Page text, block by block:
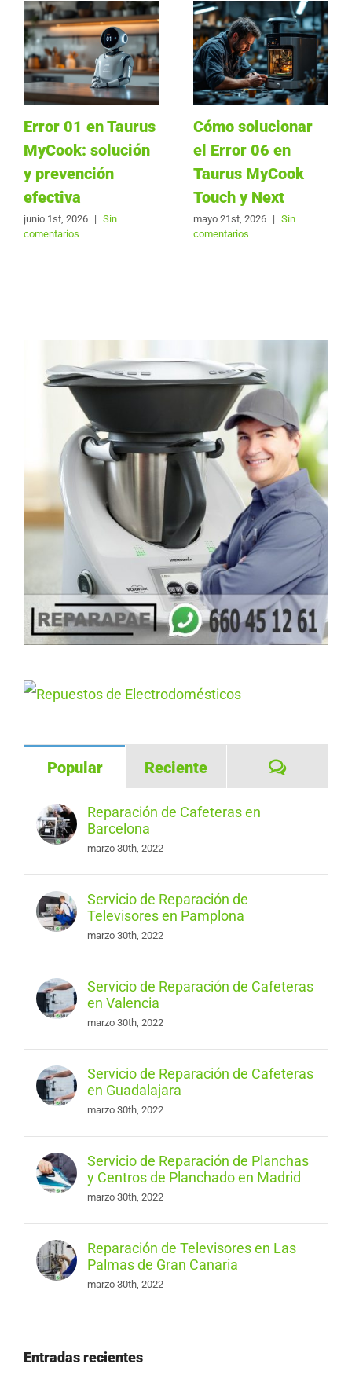
Error 01 en Taurus
MyCook: solución
y prevención
efectiva
junio 1st, 2026 | Sin
comentarios
Cómo solucionar
el Error 06 en
Taurus MyCook
Touch y Next
mayo 21st, 2026 | Sin
comentarios
Popular Reciente
Reparación de Cafeteras en
Barcelona
marzo 30th, 2022
Servicio de Reparación de
Televisores en Pamplona
marzo 30th, 2022
Servicio de Reparación de Cafeteras
en Valencia
marzo 30th, 2022
Servicio de Reparación de Cafeteras
en Guadalajara
marzo 30th, 2022
Servicio de Reparación de Planchas
y Centros de Planchado en Madrid
marzo 30th, 2022
Reparación de Televisores en Las
Palmas de Gran Canaria
marzo 30th, 2022
Entradas recientes